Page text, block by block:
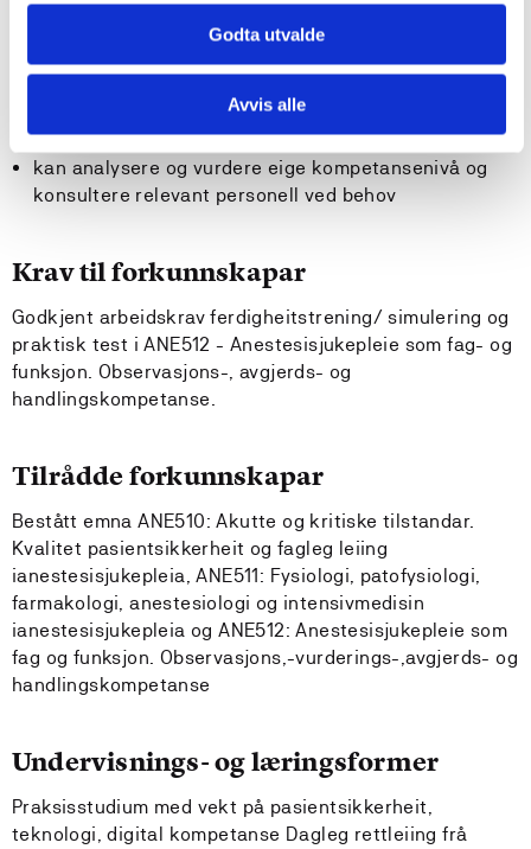
Godta utvalde
Avvis alle
har spesialisert innsikt i funksjon, kontroll, bruk og
anestesi- og akuttmedisin for å kunne handtere avvik
og ivareta pasientsikkerheit
kan analysere og vurdere eige kompetansenivå og
konsultere relevant personell ved behov
Krav til forkunnskapar
Godkjent arbeidskrav ferdigheitstrening/ simulering og
praktisk test i ANE512 - Anestesisjukepleie som fag- og
funksjon. Observasjons-, avgjerds- og
handlingskompetanse.
Tilrådde forkunnskapar
Bestått emna ANE510: Akutte og kritiske tilstandar.
Kvalitet pasientsikkerheit og fagleg leiing
ianestesisjukepleia, ANE511: Fysiologi, patofysiologi,
farmakologi, anestesiologi og intensivmedisin
ianestesisjukepleia og ANE512: Anestesisjukepleie som
fag og funksjon. Observasjons,-vurderings-,avgjerds- og
handlingskompetanse
Undervisnings- og læringsformer
Praksisstudium med vekt på pasientsikkerheit,
teknologi, digital kompetanse Dagleg rettleiing frå